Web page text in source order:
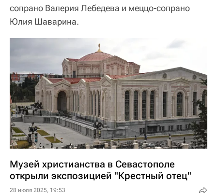
сопрано Валерия Лебедева и меццо-сопрано
Юлия Шаварина.
Музей христианства в Севастополе
открыли экспозицией "Крестный отец"
28 июля 2025, 19:53